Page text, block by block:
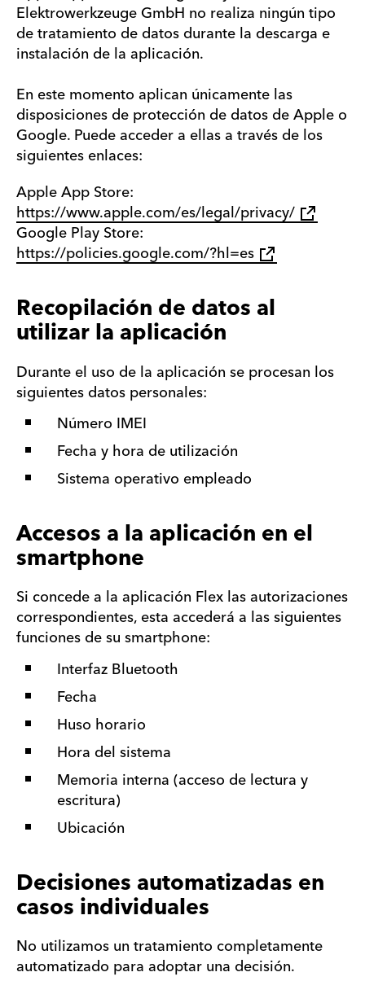
Elektrowerkzeuge GmbH no realiza ningún tipo
de tratamiento de datos durante la descarga e
instalación de la aplicación.
En este momento aplican únicamente las
disposiciones de protección de datos de Apple o
Google. Puede acceder a ellas a través de los
siguientes enlaces:
Apple App Store:
https://www.apple.com/es/legal/privacy/
Google Play Store:
https://policies.google.com/?hl=es
Recopilación de datos al
utilizar la aplicación
Durante el uso de la aplicación se procesan los
siguientes datos personales:
Número IMEI
Fecha y hora de utilización
Sistema operativo empleado
Accesos a la aplicación en el
smartphone
Si concede a la aplicación Flex las autorizaciones
correspondientes, esta accederá a las siguientes
funciones de su smartphone:
Interfaz Bluetooth
Fecha
Huso horario
Hora del sistema
Memoria interna (acceso de lectura y
escritura)
Ubicación
Decisiones automatizadas en
casos individuales
No utilizamos un tratamiento completamente
automatizado para adoptar una decisión.